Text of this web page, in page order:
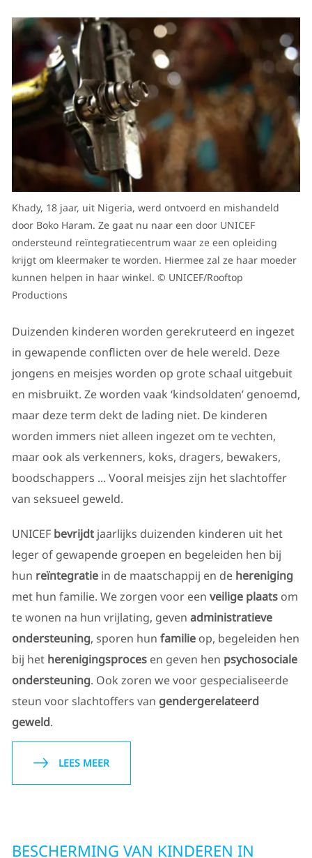
Khady, 18 jaar, uit Nigeria, werd ontvoerd en mishandeld
door Boko Haram. Ze gaat nu naar een door UNICEF
ondersteund reïntegratiecentrum waar ze een opleiding
krijgt om kleermaker te worden. Hiermee zal ze haar moeder
kunnen helpen in haar winkel. © UNICEF/Rooftop
Productions
Duizenden kinderen worden gerekruteerd en ingezet
in gewapende conflicten over de hele wereld. Deze
jongens en meisjes worden op grote schaal uitgebuit
en misbruikt. Ze worden vaak ‘kindsoldaten’ genoemd,
maar deze term dekt de lading niet. De kinderen
worden immers niet alleen ingezet om te vechten,
maar ook als verkenners, koks, dragers, bewakers,
boodschappers ... Vooral meisjes zijn het slachtoffer
van seksueel geweld.
UNICEF bevrijdt jaarlijks duizenden kinderen uit het
leger of gewapende groepen en begeleiden hen bij
hun reïntegratie in de maatschappij en de hereniging
met hun familie. We zorgen voor een veilige plaatsom
te wonen na hun vrijlating, geven administratieve
ondersteuning, sporen hun familie op, begeleiden hen
bij het herenigingsproces en geven hen psychosociale
ondersteuning. Ook zoren we voor gespecialiseerde
steun voor slachtoffers van gendergerelateerd
geweld.
LEES MEER
BESCHERMING VAN KINDEREN IN